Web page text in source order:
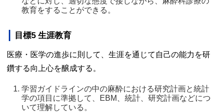
教育をすることができる。
目標5 生涯教育
医療・医学の進歩に則して、生涯を通じて自己の能力を研
鑽する向上心を醸成する。
学習ガイドラインの中の麻酔における研究計画と統計
学の項目に準拠して、EBM、統計、研究計画などにつ
いて理解している。